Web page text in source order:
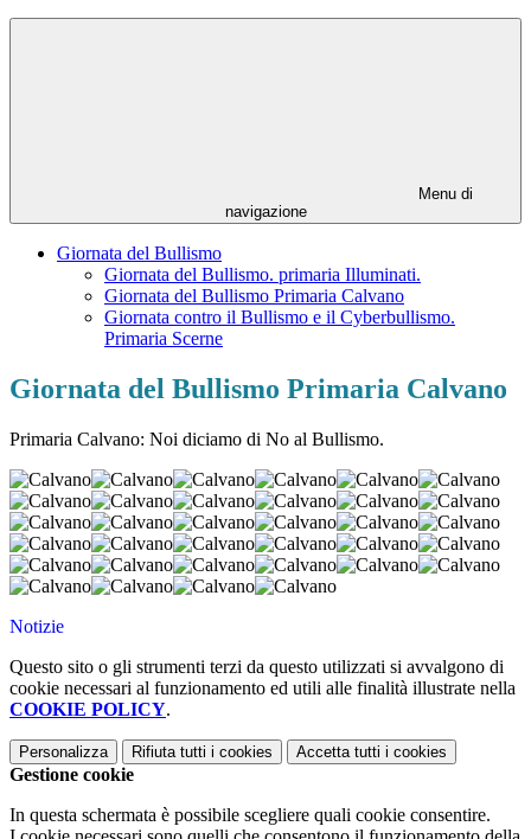
Menu di
navigazione
Giornata del Bullismo
Giornata del Bullismo. primaria Illuminati.
Giornata del Bullismo Primaria Calvano
Giornata contro il Bullismo e il Cyberbullismo.
Primaria Scerne
Giornata del Bullismo Primaria Calvano
Primaria Calvano: Noi diciamo di No al Bullismo.
Notizie
Questo sito o gli strumenti terzi da questo utilizzati si avvalgono di
cookie necessari al funzionamento ed utili alle finalità illustrate nella
COOKIE POLICY.
Personalizza Rifiuta tutti i cookies Accetta tutti i cookies
Gestione cookie
In questa schermata è possibile scegliere quali cookie consentire.